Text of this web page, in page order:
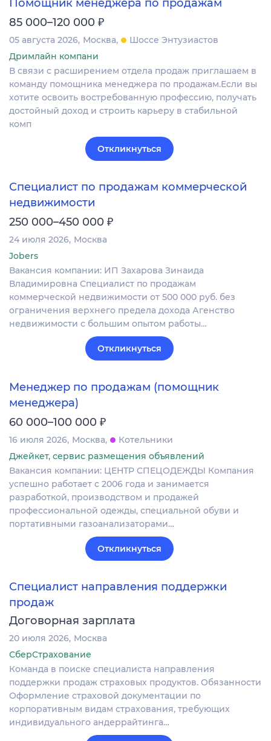
Помощник менеджера по продажам
85 000–120 000 ₽
05 августа 2026 Москва
Шоссе Энтузиастов
Дримлайн компани
В связи с расширением отдела продаж приглашаем в
команду помощника менеджера по продажам.Если вы
хотите освоить востребованную профессию, получать
достойный доход и строить карьеру в стабильной
комп
Откликнуться
Специалист по продажам коммерческой
недвижимости
250 000–450 000 ₽
24 июля 2026 Москва
Jobers
Вакансия компании: ИП Захарова Зинаида
Владимировна Специалист по продажам
коммерческой недвижимости от 500 000 руб. без
ограничения верхнего предела дохода Агенство
недвижимости с большим опытом работы…
Откликнуться
Менеджер по продажам (помощник
менеджера)
60 000–100 000 ₽
16 июля 2026 Москва
Котельники
Джейкет, сервис размещения объявлений
Вакансия компании: ЦЕНТР СПЕЦОДЕЖДЫ Компания
успешно работает с 2006 года и занимается
разработкой, производством и продажей
профессиональной одежды, специальной обуви и
портативными газоанализаторами…
Откликнуться
Специалист направления поддержки
продаж
Договорная зарплата
20 июля 2026 Москва
СберСтрахование
Команда в поиске специалиста направления
поддержки продаж страховых продуктов. Обязанности
Оформление страховой документации по
корпоративным видам страхования, требующих
индивидуального андеррайтинга…